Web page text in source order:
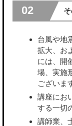
02
台風や地
拡大、お
には、開
場、実施
ございま
講座にお
する一切
講師業、